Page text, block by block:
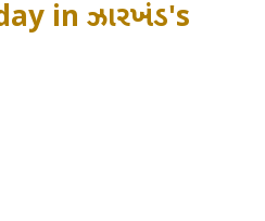
in ઝારખંડ's